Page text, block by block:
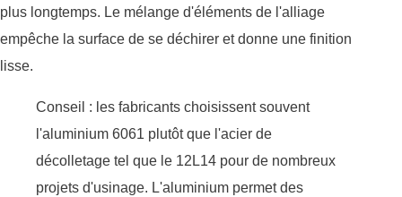
plus longtemps. Le mélange d'éléments de l'alliage
empêche la surface de se déchirer et donne une finition
lisse.
Conseil : les fabricants choisissent souvent
l'aluminium 6061 plutôt que l'acier de
décolletage tel que le 12L14 pour de nombreux
projets d'usinage. L'aluminium permet des